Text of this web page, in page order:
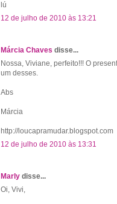
lú
12 de julho de 2010 às 13:21
Márcia Chaves disse...
Nossa, Viviane, perfeito!!! O
um desses.
Abs
Márcia
http://loucapramudar.blogspot.com
12 de julho de 2010 às 13:31
Marly disse...
Oi, Vivi,